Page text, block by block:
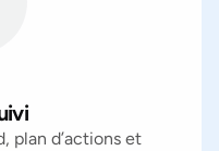
plan d’actions et